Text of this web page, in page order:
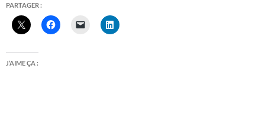
PARTAGER :
J’AIME ÇA :